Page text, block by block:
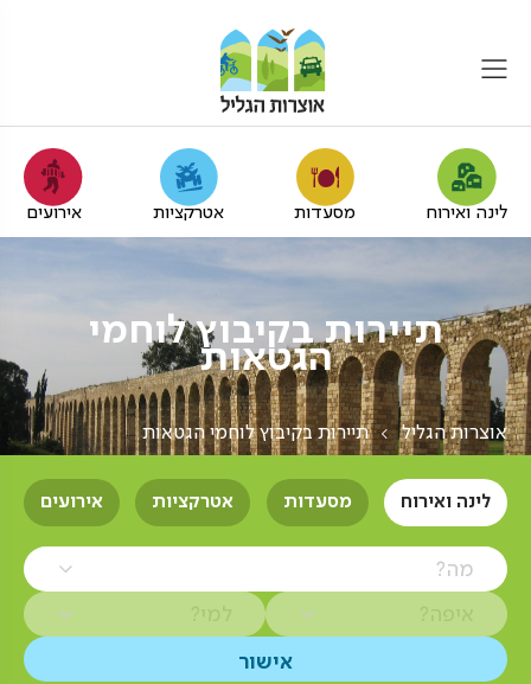
לינה ואירוח מסעדות אטרקציות אירועים
תיירות בקיבוץ לוחמי
הגטאות
אוצרות הגליל תיירות בקיבוץ לוחמי הגטאות
לינה ואירוח מסעדות אטרקציות אירועים
מה?